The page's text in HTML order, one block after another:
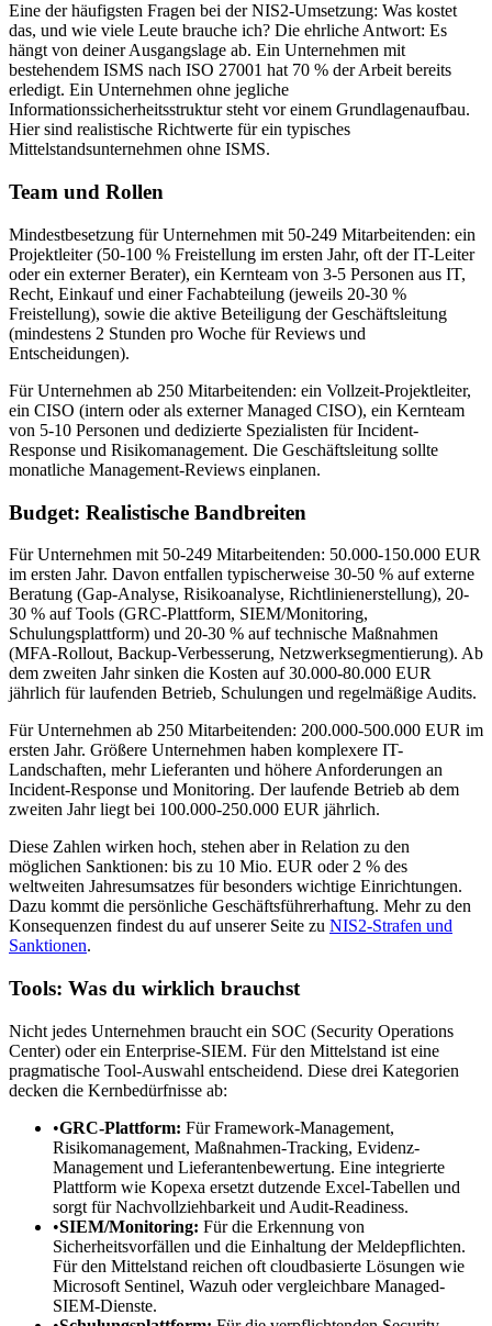
Eine der häufigsten Fragen bei der NIS2-Umsetzung: Was kostet
das, und wie viele Leute brauche ich? Die ehrliche Antwort: Es
hängt von deiner Ausgangslage ab. Ein Unternehmen mit
bestehendem ISMS nach ISO 27001 hat 70 % der Arbeit bereits
erledigt. Ein Unternehmen ohne jegliche
Informationssicherheitsstruktur steht vor einem Grundlagenaufbau.
Hier sind realistische Richtwerte für ein typisches
Mittelstandsunternehmen ohne ISMS.
Team und Rollen
Mindestbesetzung für Unternehmen mit 50-249 Mitarbeitenden: ein
Projektleiter (50-100 % Freistellung im ersten Jahr, oft der IT-Leiter
oder ein externer Berater), ein Kernteam von 3-5 Personen aus IT,
Recht, Einkauf und einer Fachabteilung (jeweils 20-30 %
Freistellung), sowie die aktive Beteiligung der Geschäftsleitung
(mindestens 2 Stunden pro Woche für Reviews und
Entscheidungen).
Für Unternehmen ab 250 Mitarbeitenden: ein Vollzeit-Projektleiter,
ein CISO (intern oder als externer Managed CISO), ein Kernteam
von 5-10 Personen und dedizierte Spezialisten für Incident-
Response und Risikomanagement. Die Geschäftsleitung sollte
monatliche Management-Reviews einplanen.
Budget: Realistische Bandbreiten
Für Unternehmen mit 50-249 Mitarbeitenden: 50.000-150.000 EUR
im ersten Jahr. Davon entfallen typischerweise 30-50 % auf externe
Beratung (Gap-Analyse, Risikoanalyse, Richtlinienerstellung), 20-
30 % auf Tools (GRC-Plattform, SIEM/Monitoring,
Schulungsplattform) und 20-30 % auf technische Maßnahmen
(MFA-Rollout, Backup-Verbesserung, Netzwerksegmentierung). Ab
dem zweiten Jahr sinken die Kosten auf 30.000-80.000 EUR
jährlich für laufenden Betrieb, Schulungen und regelmäßige Audits.
Für Unternehmen ab 250 Mitarbeitenden: 200.000-500.000 EUR im
ersten Jahr. Größere Unternehmen haben komplexere IT-
Landschaften, mehr Lieferanten und höhere Anforderungen an
Incident-Response und Monitoring. Der laufende Betrieb ab dem
zweiten Jahr liegt bei 100.000-250.000 EUR jährlich.
Diese Zahlen wirken hoch, stehen aber in Relation zu den
möglichen Sanktionen: bis zu 10 Mio. EUR oder 2 % des
weltweiten Jahresumsatzes für besonders wichtige Einrichtungen.
Dazu kommt die persönliche Geschäftsführerhaftung. Mehr zu den
Konsequenzen findest du auf unserer Seite zu NIS2-Strafen und
Sanktionen.
Tools: Was du wirklich brauchst
Nicht jedes Unternehmen braucht ein SOC (Security Operations
Center) oder ein Enterprise-SIEM. Für den Mittelstand ist eine
pragmatische Tool-Auswahl entscheidend. Diese drei Kategorien
decken die Kernbedürfnisse ab:
•GRC-Plattform: Für Framework-Management,
Risikomanagement, Maßnahmen-Tracking, Evidenz-
Management und Lieferantenbewertung. Eine integrierte
Plattform wie Kopexa ersetzt dutzende Excel-Tabellen und
sorgt für Nachvollziehbarkeit und Audit-Readiness.
•SIEM/Monitoring: Für die Erkennung von
Sicherheitsvorfällen und die Einhaltung der Meldepflichten.
Für den Mittelstand reichen oft cloudbasierte Lösungen wie
Microsoft Sentinel, Wazuh oder vergleichbare Managed-
SIEM-Dienste.